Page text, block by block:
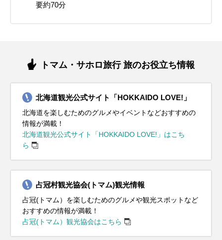
要約70分
トマム・サホロ旅行 旅のお役立ち情報
北海道観光公式サイト「HOKKAIDO LOVE!」
北海道を楽しむためのグルメやイベントなどおすすめの
情報が満載！
北海道観光公式サイト「HOKKAIDO LOVE!」はこち
ら
占冠村観光協会(トマム)観光情報
占冠(トマム）を楽しむためのグルメや観光スポットなど
おすすめの情報が満載！
占冠(トマム）観光協会はこちら